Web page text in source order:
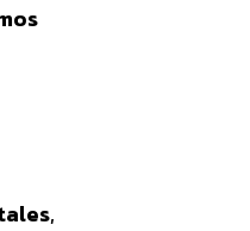
,